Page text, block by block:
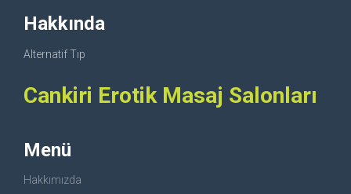
Hakkında
Alternatif Tıp
Cankiri Erotik Masaj Salonları
Menü
Hakkımızda